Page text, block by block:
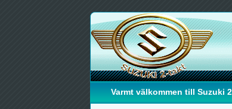
Varmt välkommen till Suzuki